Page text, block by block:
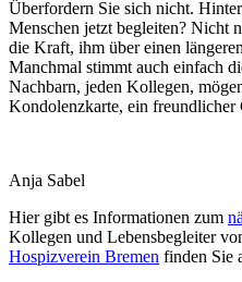
Überfordern Sie sich nicht.
Menschen jetzt begleiten? Nicht
die Kraft, ihm über einen
Manchmal stimmt auch einfach
Nachbarn, jeden Kollegen,
Kondolenzkarte, ein freundlicher
Anja Sabel
Hier gibt es Informationen zum
Kollegen und Lebensbegleiter
Hospizverein Bremen finden Sie